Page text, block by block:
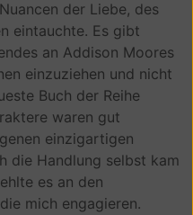
der Liebe, des
eintauchte. Es gibt
an Addison Moores
einzuziehen und nicht
Buch der Reihe
waren gut
einzigartigen
die Handlung selbst kam
es an den
mich engagieren.